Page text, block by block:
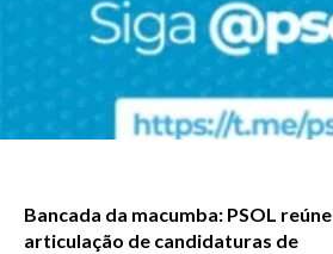
Bancada da macumba: PSOL reúne
articulação de candidaturas de